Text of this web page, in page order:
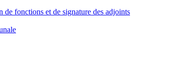
de fonctions et de signature des adjoints